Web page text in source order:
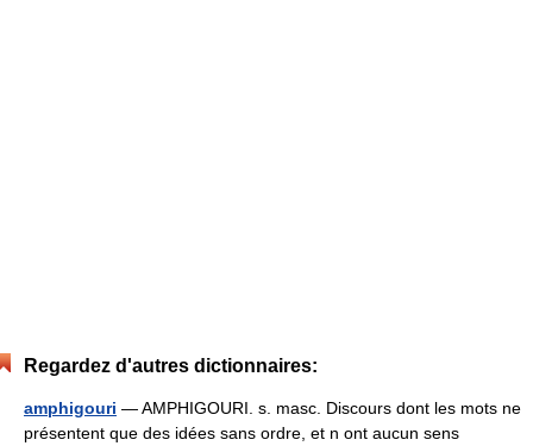
Regardez d'autres dictionnaires:
amphigouri — AMPHIGOURI. s. masc. Discours dont les mots ne
présentent que des idées sans ordre, et n ont aucun sens